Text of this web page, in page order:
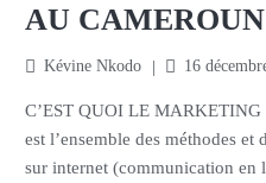
AU CAMEROUN
Kévine Nkodo 16
C’EST QUOI LE
est l’ensemble des méthodes
sur internet (communication en